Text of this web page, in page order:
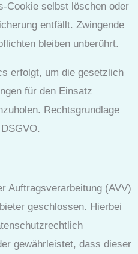
Cookie selbst löschen oder
entfällt. Zwingende
bleiben unberührt.
erfolgt, um die gesetzlich
für den Einsatz
Rechtsgrundlage
Auftragsverarbeitung (AVV)
geschlossen. Hierbei
gewährleistet, dass dieser